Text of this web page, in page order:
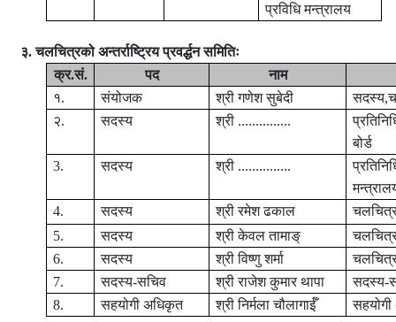
प्रविधि मन्त्रालय
३. चलचित्रको अन्तर्राष्ट्रिय प्रवर्द्धन समितिः
क्र.सं.
पद
नाम
१.
संयोजक श्री गणेश सुबेदी
२.
सदस्य श्री ...............
बोर्ड
3.
सदस्य श्री ...............
4.
सदस्य श्री रमेश ढकाल
5.
सदस्य श्री केवल तामाङ्
6.
सदस्य श्री विष्णु शर्मा
7.
सदस्य-सचिव श्री राजेश कुमार थापा
सदस्य-
8.
सहयोगी अधिकृत श्री निर्मला चौलागाईँ